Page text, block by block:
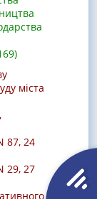
міста
87, 24
29, 27